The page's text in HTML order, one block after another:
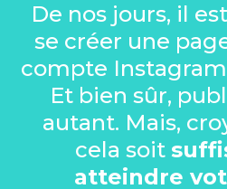
De nos jours, il
se créer une
compte
Et bien sûr,
autant. Mais,
cela soit
atteindre